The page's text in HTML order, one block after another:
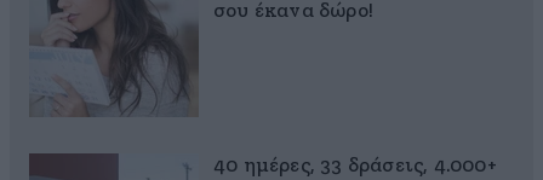
σου έκανα δώρο!
40 ημέρες, 33 δράσεις, 4.000+